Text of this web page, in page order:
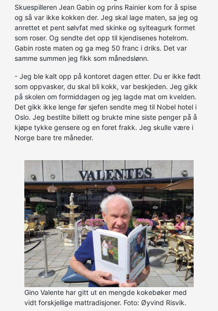
Skuespilleren Jean Gabin og prins Rainier kom for å spise
og så var ikke kokken der. Jeg skal lage maten, sa jeg og
anrettet et pent sølvfat med skinke og sylteagurk formet
som roser. Og sendte det opp til kjendisenes hotelrom.
Gabin roste maten og ga meg 50 franc i driks. Det var
samme summen jeg fikk som månedslønn.
- Jeg ble kalt opp på kontoret dagen etter. Du er ikke født
som oppvasker, du skal bli kokk, var beskjeden. Jeg gikk
på skolen om formiddagen og jeg lagde mat om kvelden.
Det gikk ikke lenge før sjefen sendte meg til Nobel hotel i
Oslo. Jeg bestilte billett og brukte mine siste penger på å
kjøpe tykke gensere og en foret frakk. Jeg skulle være i
Norge bare tre måneder.
Gino Valente har gitt ut en mengde kokebøker med
vidt forskjellige mattradisjoner. Foto: Øyvind Risvik.